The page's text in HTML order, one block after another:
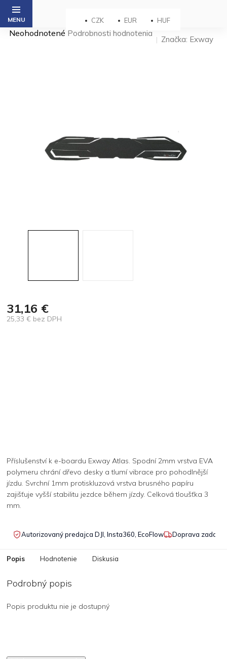
Prejsť
obsah
CZK EUR HUF
Priemerné
Neohodnotené Podrobnosti hodnotenia
Značka: Exway
31,16 €
25,33 € bez DPH
Příslušenství k e-boardu Exway Atlas. Spodní 2mm vrstva EVA
polymeru chrání dřevo desky a tlumí vibrace pro pohodlnější
jízdu. Svrchní 1mm protiskluzová vrstva brusného papíru
zajišťuje vyšší stabilitu jezdce během jízdy. Celková tloušťka 3
mm.
Autorizovaný predajca DJI, Insta360, EcoFlow Doprava
Popis Hodnotenie Diskusia
Podrobný popis
Popis produktu nie je dostupný